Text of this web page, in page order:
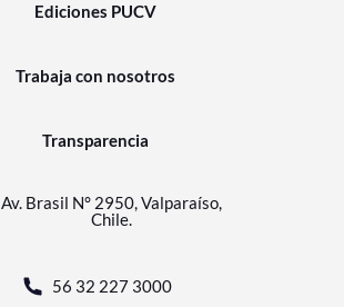
Ediciones PUCV
Trabaja con nosotros
Transparencia
Av. Brasil N° 2950, Valparaíso,
Chile.
56 32 227 3000